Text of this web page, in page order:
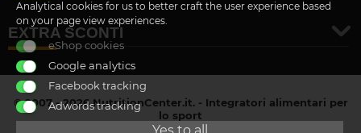
EXTRA SCONTI
© 2007 - 2026 NutritionCenter.it. - Integratori alimentari per
lo sport
customer@nutritioncenter.it
Analytical cookies for us to better craft the user experience based
on your page view experiences.
eShop cookies
Google analytics
Facebook tracking
Adwords tracking